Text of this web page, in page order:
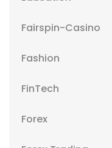
Fairspin-Casino
Fashion
FinTech
Forex